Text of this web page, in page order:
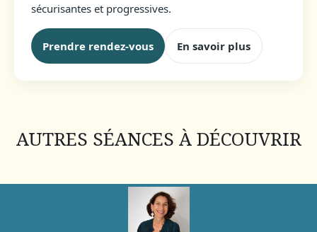
sécurisantes et progressives.
Prendre rendez-vous En savoir plus
AUTRES SÉANCES À DÉCOUVRIR